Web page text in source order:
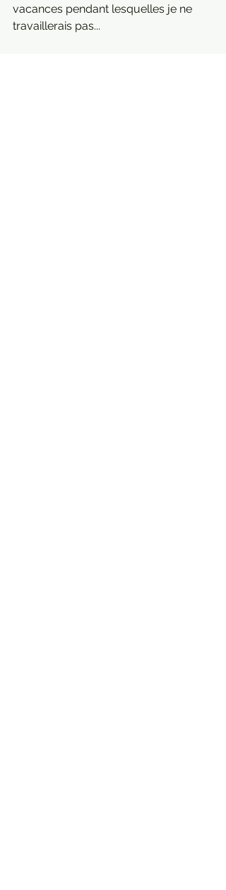
vacances pendant lesquelles je ne
travaillerais pas...